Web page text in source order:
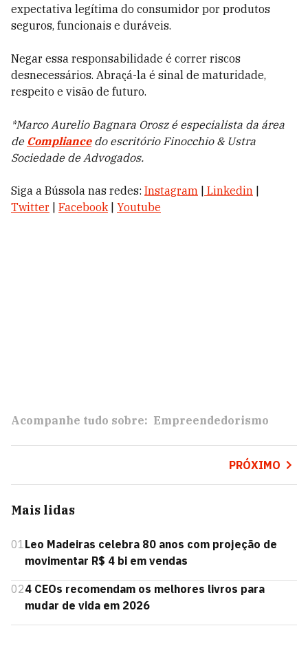
expectativa legítima do consumidor por produtos
seguros, funcionais e duráveis.
Negar essa responsabilidade é correr riscos
desnecessários. Abraçá-la é sinal de maturidade,
respeito e visão de futuro.
*Marco Aurelio Bagnara Orosz é especialista da área
de Compliancedo escritório Finocchio & Ustra
Sociedade de Advogados.
Siga a Bússola nas redes: Instagram Linkedin
Twitter
Facebook| Youtube
Acompanhe tudo sobre: Empreendedorismo
PRÓXIMO
Mais lidas
01Leo Madeiras celebra 80 anos com projeção de
movimentar R$ 4 bi em vendas
024 CEOs recomendam os melhores livros para
mudar de vida em 2026